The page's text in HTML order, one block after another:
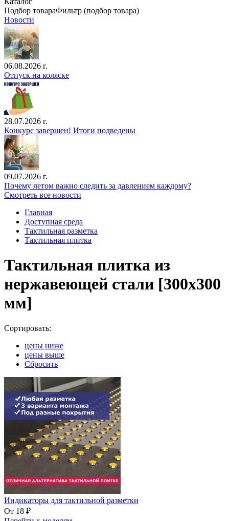
Подбор товараФильтр (подбор товара)
Новости
06.08.2026 г.
Отпуск на коляске
28.07.2026 г.
Конкурс завершен! Итоги подведены
09.07.2026 г.
Почему летом важно следить за давлением каждому?
Смотреть все новости
Главная
Доступная среда
Тактильная разметка
Тактильная плитка
Тактильная плитка из
нержавеющей стали [300x300
мм]
Сортировать:
цены ниже
цены выше
Сбросить
Индикаторы для тактильной разметки
От 18 ₽